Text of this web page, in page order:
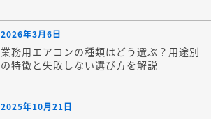
2026年3月6日
業務用エアコンの種類はどう選ぶ？用途別
の特徴と失敗しない選び方を解説
2025年10月21日